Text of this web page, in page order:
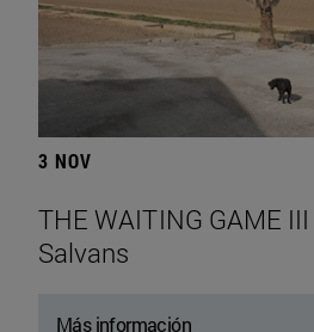
3 NOV
THE WAITING GAME
Salvans
Más información